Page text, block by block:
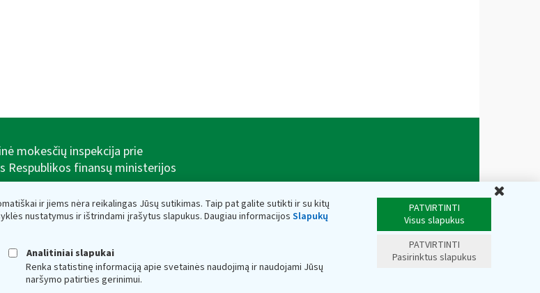
ir jiems nėra reikalingas Jūsų sutikimas. Taip pat galite sutikti ir su kitų
nustatymus ir ištrindami įrašytus slapukus. Daugiau informacijos Slapukų
Analitiniai slapukai
Renka statistinę informaciją apie svetainės naudojimą ir naudojami Jūsų
naršymo patirties gerinimui.
PATVIRTINTI
Visus slapukus
PATVIRTINTI
Pasirinktus slapukus
mokesčių inspekcija prie
Respublikos finansų ministerijos
16-osios g. 14, 01107 Vilnius, Lietuva,
, E. pristatymo dėžutės adresas
finansų ministerijos kaupiami ir
asmenų registre